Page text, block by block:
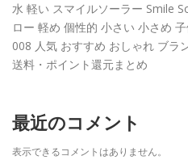
水 軽い スマイルソーラー Smile
ロー 軽め 個性的 小さい 小さめ
008 人気 おすすめ おしゃれ ブラ
送料・ポイント還元まとめ
最近のコメント
表示できるコメントはありません。